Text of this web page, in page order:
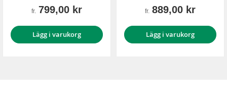
fr. 799,00 kr
Lägg i varukorg
fr. 889,00 kr
Lägg i varukorg